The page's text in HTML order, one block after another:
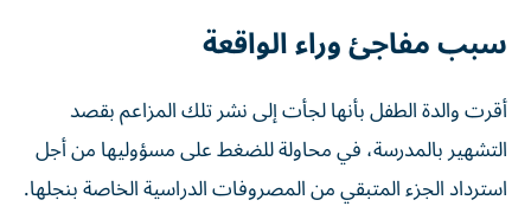
سبب مفاجئ وراء الواقعة
أقرت والدة الطفل بأنها لجأت إلى نشر تلك المزاعم بقصد
التشهير بالمدرسة، في محاولة للضغط على مسؤوليها من أجل
استرداد الجزء المتبقي من المصروفات الدراسية الخاصة بنجلها.